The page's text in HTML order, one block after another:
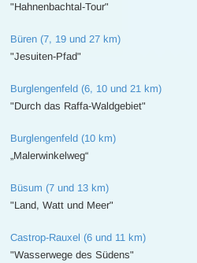
"Hahnenbachtal-Tour"
Büren (7, 19 und 27 km)
"Jesuiten-Pfad"
Burglengenfeld (6, 10 und 21 km)
"Durch das Raffa-Waldgebiet"
Burglengenfeld (10 km)
„Malerwinkelweg“
Büsum (7 und 13 km)
"Land, Watt und Meer"
Castrop-Rauxel (6 und 11 km)
"Wasserwege des Südens"